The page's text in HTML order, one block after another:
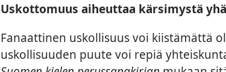
Uskottomuus aiheuttaa kärsimystä
Fanaattinen uskollisuus voi kiistämättä
uskollisuuden puute voi repiä